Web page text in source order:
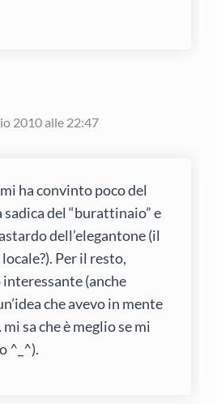
2010 alle 22:47
mi ha convinto poco del
del “burattinaio” e
dell’elegantone (il
Per il resto,
(anche
che avevo in mente
sa che è meglio se mi
^_^).